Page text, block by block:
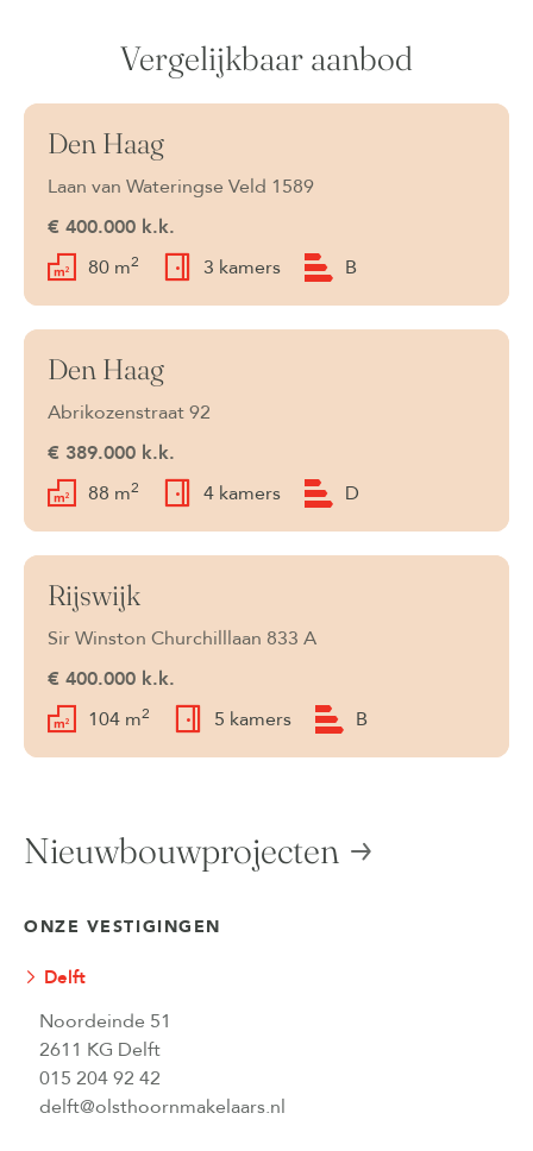
Vergelijkbaar aanbod
Beschikbaar
Den Haag
Laan van Wateringse Veld 1589
€ 400.000 k.k.
80 m2 3 kamers B
Beschikbaar
Den Haag
Abrikozenstraat 92
€ 389.000 k.k.
88 m2 4 kamers D
Verkocht onder voorbehoud
Rijswijk
Sir Winston Churchilllaan 833 A
€ 400.000 k.k.
104 m2 5 kamers B
Nieuwbouwprojecten
ONZE VESTIGINGEN
Delft
Noordeinde 51
2611 KG Delft
015 204 92 42
delft@olsthoornmakelaars.nl